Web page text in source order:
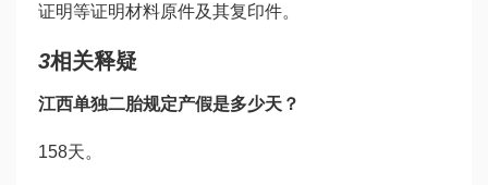
证明等证明材料原件及其复印件。
3相关释疑
江西单独二胎规定产假是多少天？
158天。